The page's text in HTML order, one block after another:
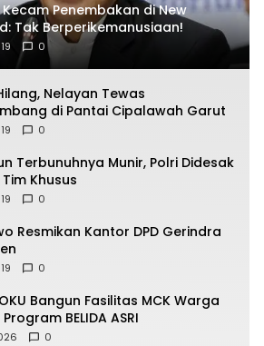
Penembakan di New
Tak Berperikemanusiaan!
0
Nelayan Tewas
di Pantai Cipalawah Garut
0
Terbunuhnya Munir, Polri Didesak
Khusus
0
Resmikan Kantor DPD Gerindra
0
Bangun Fasilitas MCK Warga
BELIDA ASRI
0